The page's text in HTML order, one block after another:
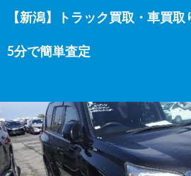
【新潟】トラック買取・車買
5分で簡単査定
ン
テ
へ
ス
キ
ッ
プ